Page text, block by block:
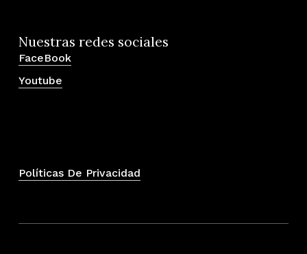
Nuestras redes sociales
FaceBook
Youtube
Políticas De Privacidad